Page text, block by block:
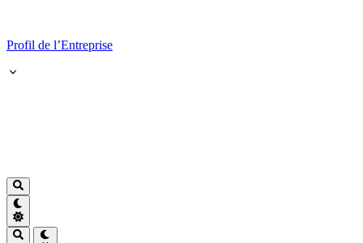
Profil de l’Entreprise